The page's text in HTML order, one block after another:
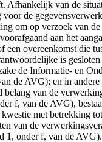
Afhankelijk van de
voor de
om op verzoek van de
aan het
een overeenkomst die
is
de Informatie- en
de AVG); en in andere
belang van de
f, van de AVG),
met betrekking
van de
1, onder f, van de AVG).